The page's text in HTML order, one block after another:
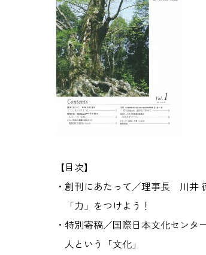
【目次】
・創刊にあたって／理事長 川井
「力」をつけよう！
・特別寄稿／国際日本文化セン
人という「文化」